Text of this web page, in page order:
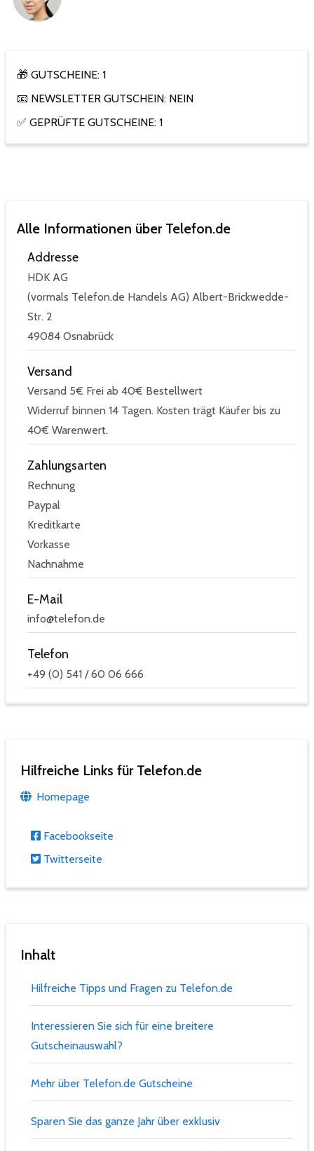
🎁 GUTSCHEINE: 1
📧 NEWSLETTER GUTSCHEIN: NEIN
✅ GEPRÜFTE GUTSCHEINE: 1
Alle Informationen über Telefon.de
Addresse
HDK AG
(vormals Telefon.de Handels AG) Albert-Brickwedde-
Str. 2
49084 Osnabrück
Versand
Versand 5€ Frei ab 40€ Bestellwert
Widerruf binnen 14 Tagen. Kosten trägt Käufer bis zu
40€ Warenwert.
Zahlungsarten
Rechnung
Paypal
Kreditkarte
Vorkasse
Nachnahme
E-Mail
info@telefon.de
Telefon
+49 (0) 541 / 60 06 666
Hilfreiche Links für Telefon.de
Homepage
Facebookseite
Twitterseite
Inhalt
Hilfreiche Tipps und Fragen zu Telefon.de
Interessieren Sie sich für eine breitere
Gutscheinauswahl?
Mehr über Telefon.de Gutscheine
Sparen Sie das ganze Jahr über exklusiv